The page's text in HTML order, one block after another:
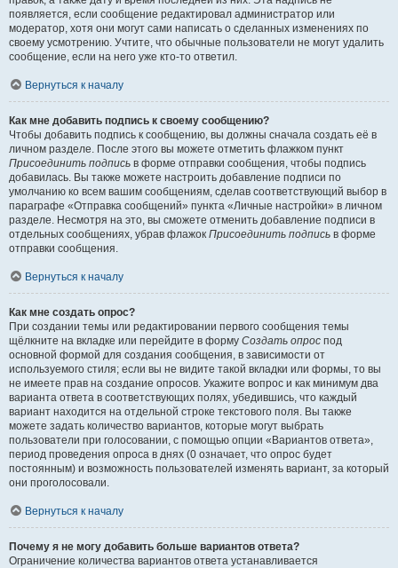
появляется, если сообщение редактировал администратор или
модератор, хотя они могут сами написать о сделанных изменениях по
своему усмотрению. Учтите, что обычные пользователи не могут удалить
сообщение, если на него уже кто-то ответил.
Вернуться к началу
Как мне добавить подпись к своему сообщению?
Чтобы добавить подпись к сообщению, вы должны сначала создать её в
личном разделе. После этого вы можете отметить флажком пункт
Присоединить подпись в форме отправки сообщения, чтобы подпись
добавилась. Вы также можете настроить добавление подписи по
умолчанию ко всем вашим сообщениям, сделав соответствующий выбор в
параграфе «Отправка сообщений» пункта «Личные настройки» в личном
разделе. Несмотря на это, вы сможете отменить добавление подписи в
отдельных сообщениях, убрав флажок Присоединить подпись в форме
отправки сообщения.
Вернуться к началу
Как мне создать опрос?
При создании темы или редактировании первого сообщения темы
щёлкните на вкладке или перейдите в форму Создать опрос под
основной формой для создания сообщения, в зависимости от
используемого стиля; если вы не видите такой вкладки или формы, то вы
не имеете прав на создание опросов. Укажите вопрос и как минимум два
варианта ответа в соответствующих полях, убедившись, что каждый
вариант находится на отдельной строке текстового поля. Вы также
можете задать количество вариантов, которые могут выбрать
пользователи при голосовании, с помощью опции «Вариантов ответа»,
период проведения опроса в днях (0 означает, что опрос будет
постоянным) и возможность пользователей изменять вариант, за который
они проголосовали.
Вернуться к началу
Почему я не могу добавить больше вариантов ответа?
Ограничение количества вариантов ответа устанавливается